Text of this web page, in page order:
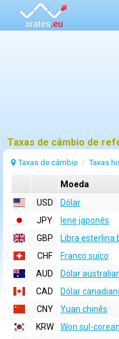
Taxas de câmbio Taxas
Moeda
USD
Dólar
JPY
Iene japonês
GBP
Libra esterlina
CHF
Franco suíço
AUD
Dólar
CAD
Dólar
CNY
Yuan chinês
KRW
Won sul-